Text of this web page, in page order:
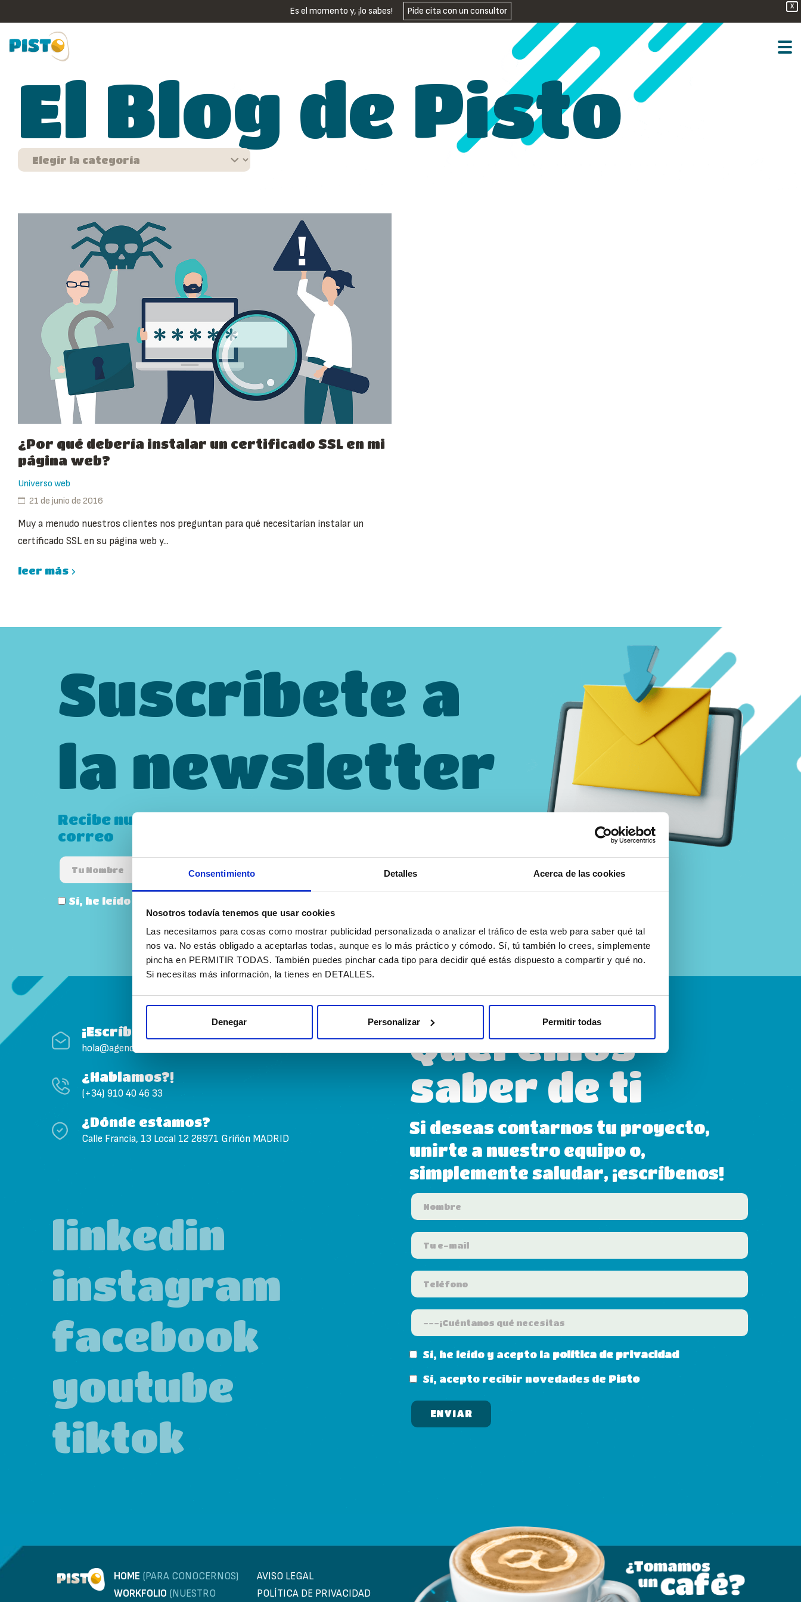
X
Es el momento y, ¡lo sabes! Pide cita con un consultor
Consentimiento Detalles Acerca de las cookies
Nosotros todavía tenemos que usar cookies
Las necesitamos para cosas como mostrar publicidad personalizada o analizar el tráfico de esta web para saber qué tal
nos va. No estás obligado a aceptarlas todas, aunque es lo más práctico y cómodo. Sí, tú también lo crees, simplemente
pincha en PERMITIR TODAS. También puedes pinchar cada tipo para decidir qué estás dispuesto a compartir y qué no.
Si necesitas más información, la tienes en DETALLES.
Denegar Personalizar Permitir todas
El Blog de Pisto
¿Por qué debería instalar un certificado SSL en mi
página web?
Universo web
21 de junio de 2016
Muy a menudo nuestros clientes nos preguntan para qué necesitarían instalar un
certificado SSL en su página web y...
leer más
Suscríbete a
la newsletter
Recibe nuestro boletín PISTO TODAY cada mes en tu
correo
Sí, he leído y acepto la
¡Escríbenos!
hola@agenciapisto.com
¿Hablamos?!
(+34) 910 40 46 33
¿Dónde estamos?
Calle Francia, 13 Local 12 28971 Griñón MADRID
linkedin
instagram
facebook
youtube
tiktok
Queremos
saber de ti
Si deseas contarnos tu proyecto,
unirte a nuestro equipo o,
simplemente saludar, ¡escríbenos!
Sí, he leído y acepto la política de privacidad
Sí, acepto recibir novedades de Pisto
HOME (PARA CONOCERNOS)
WORKFOLIO (NUESTRO
AVISO LEGAL
POLÍTICA DE PRIVACIDAD